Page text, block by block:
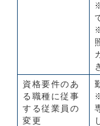
資格要件のあ
る職種に従事
する従業員の
変更